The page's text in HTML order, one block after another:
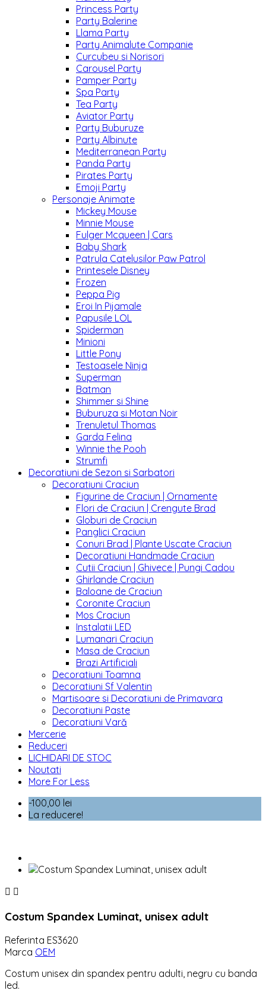
Princess Party
Party Balerine
Llama Party
Party Animalute Companie
Curcubeu si Norisori
Carousel Party
Pamper Party
Spa Party
Tea Party
Aviator Party
Party Buburuze
Party Albinute
Mediterranean Party
Panda Party
Pirates Party
Emoji Party
Personaje Animate
Mickey Mouse
Minnie Mouse
Fulger Mcqueen | Cars
Baby Shark
Patrula Catelusilor Paw Patrol
Printesele Disney
Frozen
Peppa Pig
Eroi In Pijamale
Papusile LOL
Spiderman
Minioni
Little Pony
Testoasele Ninja
Superman
Batman
Shimmer si Shine
Buburuza si Motan Noir
Trenuletul Thomas
Garda Felina
Winnie the Pooh
Strumfi
Decoratiuni de Sezon si Sarbatori
Decoratiuni Craciun
Figurine de Craciun | Ornamente
Flori de Craciun | Crengute Brad
Globuri de Craciun
Panglici Craciun
Conuri Brad | Plante Uscate Craciun
Decoratiuni Handmade Craciun
Cutii Craciun | Ghivece | Pungi Cadou
Ghirlande Craciun
Baloane de Craciun
Coronite Craciun
Mos Craciun
Instalatii LED
Lumanari Craciun
Masa de Craciun
Brazi Artificiali
Decoratiuni Toamna
Decoratiuni Sf Valentin
Martisoare si Decoratiuni de Primavara
Decoratiuni Paste
Decoratiuni Vară
Mercerie
Reduceri
LICHIDARI DE STOC
Noutati
More For Less
-100,00 lei
La reducere!
 
Costum Spandex Luminat, unisex adult
Referinta ES3620
Marca OEM
Costum unisex din spandex pentru adulti, negru cu banda
led.